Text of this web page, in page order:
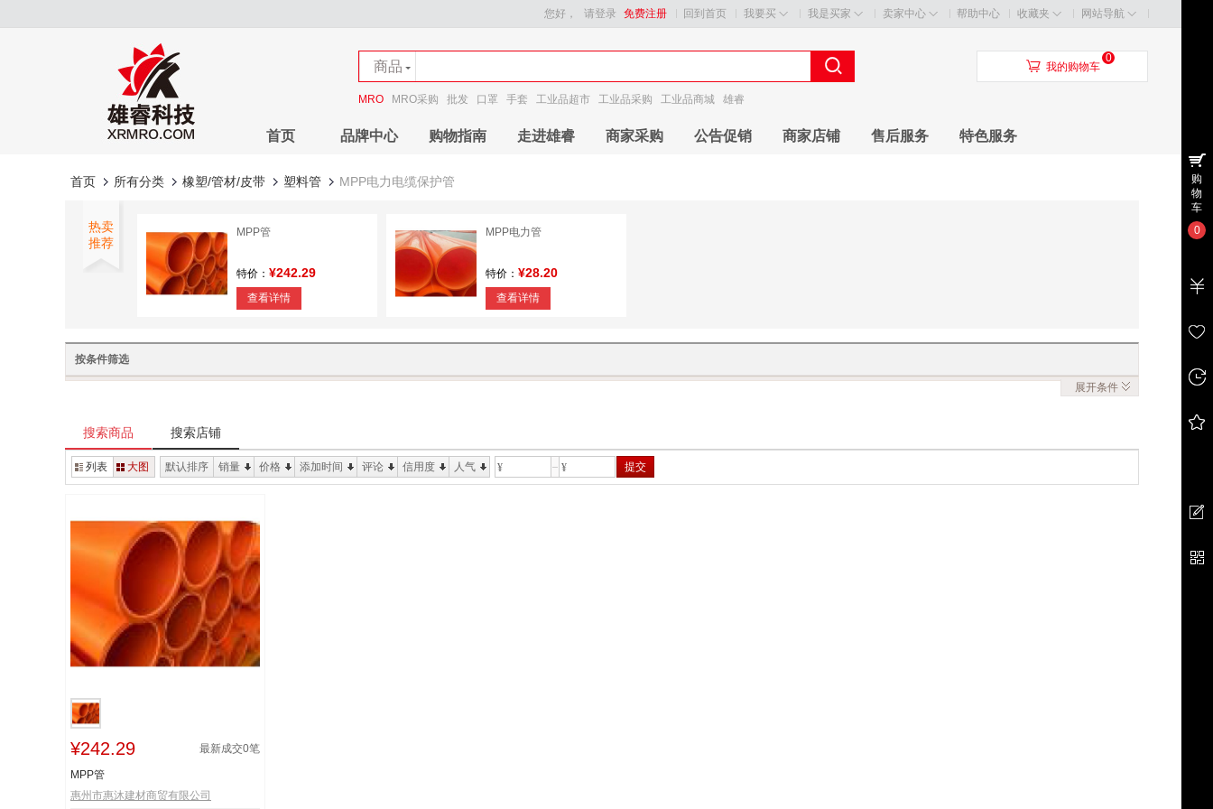
回到首页 我要买 我是买家 卖家中心 帮助中心 收藏夹 网站导航
您好， 请登录 免费注册
商品
店铺
MRO MRO采购 批发 口罩 手套 工业品超市 工业品采购 工业品商城 雄睿
󰃦 我的购物车
0
首页 品牌中心 购物指南 走进雄睿 商家采购 公告促销 商家店铺 售后服务 特色服务
首页 所有分类 橡塑/管材/皮带 塑料管 MPP电力电缆保护管
热卖
推荐
MPP管
特价： ¥242.29
查看详情
MPP电力管
特价： ¥28.20
查看详情
按条件筛选
展开条件
搜索商品 搜索店铺
列表 大图 默认排序 销量 价格 添加时间 评论 信用度 人气 ¥ ¥ 提交
¥242.29 最新成交0笔
MPP管
惠州市惠沐建材商贸有限公司
购
物
车
0